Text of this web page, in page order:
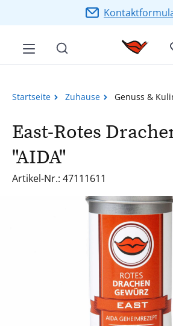
Zum Hauptinhalt springen
Startseite Zuhause Genuss &
East-Rotes
"AIDA"
Artikel-Nr.: 47111611
Bildergalerie überspringen